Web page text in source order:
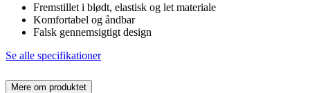
Fremstillet i blødt, elastisk og let materiale
Komfortabel og åndbar
Falsk gennemsigtigt design
Se alle specifikationer
Mere om produktet